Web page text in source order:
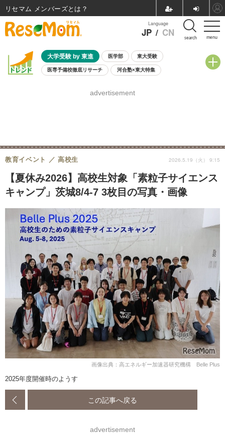
menu
Language
JP / CN search
大学受験 by 東進 医学部 東大受験
医専予備校徹底リサーチ 河合塾×東大特集
8月開催学校説明会・相談会
advertisement
【夏休み2026】高校生対象「素粒子サイエンス
キャンプ」茨城8/4-7 3枚目の写真・画像
教育イベント 高校生 2026.5.19（火） 9:15
画像出典：高エネルギー加速器研究機構 Belle Plus
2025年度開催時のようす
この記事へ戻る
advertisement
リセマム メンバーズ